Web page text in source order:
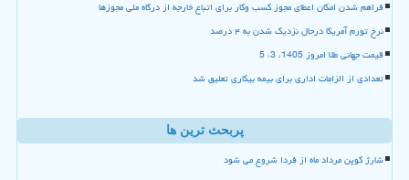
فراهم شدن امکان اعطای مجوز کسب وکار برای اتباع خارجه از درگاه ملی مجوزها
نرخ تورم آمریکا درحال نزدیک شدن به ۴ درصد
قیمت جهانی طلا امروز 1405، 3، 5
تعدادی از الزامات اداری برای بیمه بیکاری تعلیق شد
پربحث ترین ها
شارژ کوپن مرداد ماه از فردا شروع می شود